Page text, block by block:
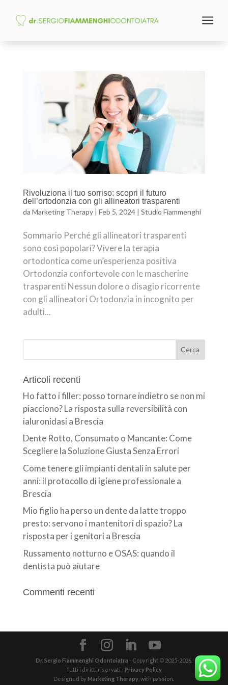
a
Rivoluziona il tuo sorriso: scopri il futuro
dell’ortodonzia con gli allineatori trasparenti
da Marketing Therapy| Feb 5, 2024| Studio Fiammenghi
Sommario Perché gli allineatori trasparenti
sono così popolari? Vivere la terapia
ortodontica come un’esperienza positiva
Ortodonzia confortevole con le mascherine
trasparenti Nessun dolore o disagio ricorrente
con gli allineatori Ortodonzia in incognito per
adulti...
Articoli recenti
Ho fatto i filler: posso tornare indietro se non mi
piacciono? La risposta sulla reversibilità con
ialuronidasi a Brescia
Dente Rotto, Consumato o Mancante: Come
Scegliere la Soluzione Giusta Senza Errori
Come tenere gli impianti dentali in salute per
anni: il protocollo di igiene professionale a
Brescia
Mio figlio ha perso un dente da latte troppo
presto: servono i mantenitori di spazio? La
risposta per i genitori a Brescia
Russamento notturno e OSAS: quando il
dentista può aiutare
Commenti recenti
Dr. Sergio Fiammenghi Odontoiatra - Copyright © 2025-2026.
Tutti i diritti riservati - Privacy Policy
Designed by Marketing Therapy , with passion.